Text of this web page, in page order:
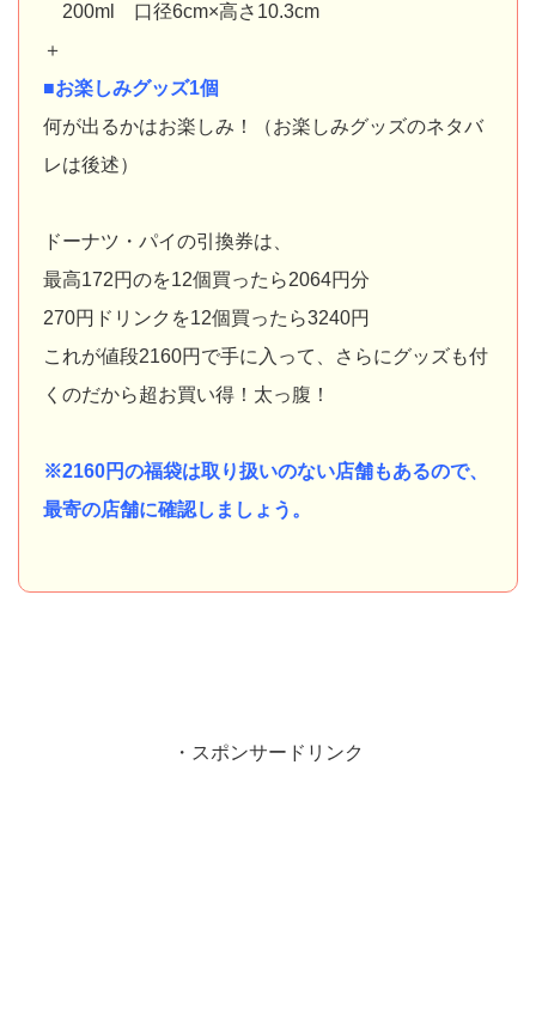
200ml 口径6cm×高さ10.3cm
＋
■お楽しみグッズ1個
何が出るかはお楽しみ！（お楽しみグッズのネタバ
レは後述）
ドーナツ・パイの引換券は、
最高172円のを12個買ったら2064円分
270円ドリンクを12個買ったら3240円
これが値段2160円で手に入って、さらにグッズも付
くのだから超お買い得！太っ腹！
※2160円の福袋は取り扱いのない店舗もあるので、
最寄の店舗に確認しましょう。
・スポンサードリンク